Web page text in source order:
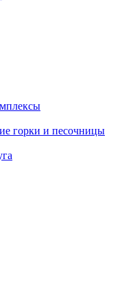
горки и песочницы